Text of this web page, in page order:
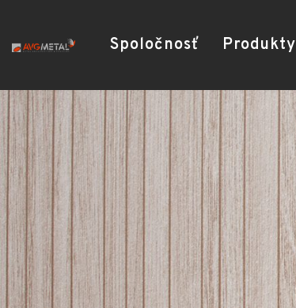
Spoločnosť Produkty